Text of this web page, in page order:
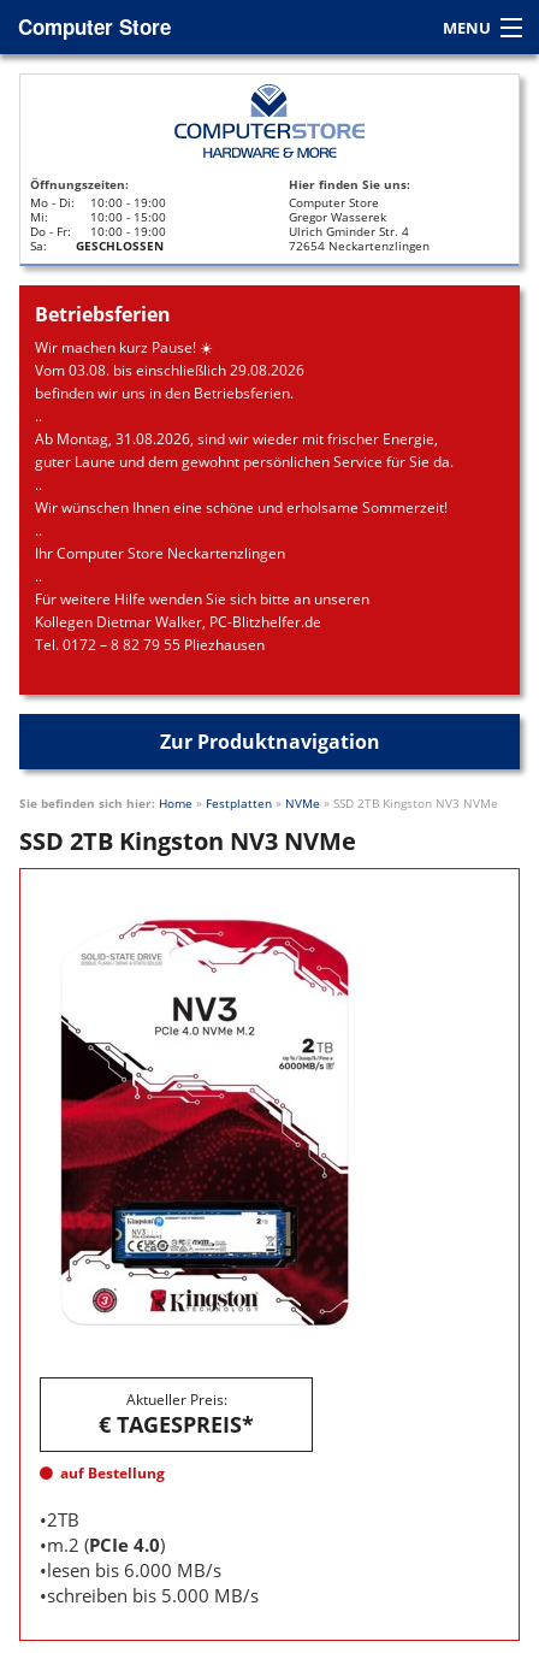
Computer Store MENU
Home
Leasing
Datenrettung
Öffnungszeiten:
Mo - Di:
10:00 - 19:00
Mi:
10:00 - 15:00
Do - Fr:
10:00 - 19:00
Sa:
GESCHLOSSEN
Hier finden Sie uns:
Computer Store
Gregor Wasserek
Ulrich Gminder Str. 4
72654 Neckartenzlingen
Betriebsferien
Wir machen kurz Pause! ☀️
Vom 03.08. bis einschließlich 29.08.2026
befinden wir uns in den Betriebsferien.
..
Ab Montag, 31.08.2026, sind wir wieder mit frischer Energie,
guter Laune und dem gewohnt persönlichen Service für Sie da.
..
Wir wünschen Ihnen eine schöne und erholsame Sommerzeit!
..
Ihr Computer Store Neckartenzlingen
..
Für weitere Hilfe wenden Sie sich bitte an unseren
Kollegen Dietmar Walker, PC-Blitzhelfer.de
Tel. 0172 – 8 82 79 55 Pliezhausen
Zur Produktnavigation
Sie befinden sich hier: Home » Festplatten » NVMe » SSD 2TB Kingston NV3 NVMe
SSD 2TB Kingston NV3 NVMe
Aktueller Preis:
€ TAGESPREIS*
auf Bestellung
•2TB
•m.2 (PCIe 4.0)
•lesen bis 6.000 MB/s
•schreiben bis 5.000 MB/s